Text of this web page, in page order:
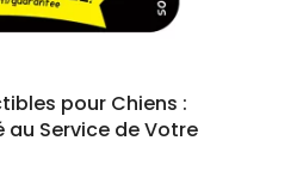
pour Chiens :
Service de Votre